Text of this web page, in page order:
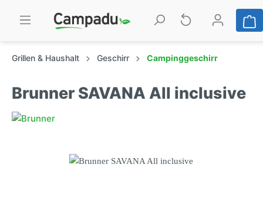
Grillen & Haushalt Geschirr Campinggeschirr
Brunner SAVANA All inclusive